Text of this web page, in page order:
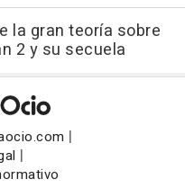
la gran teoría sobre
2 y su secuela
|
|